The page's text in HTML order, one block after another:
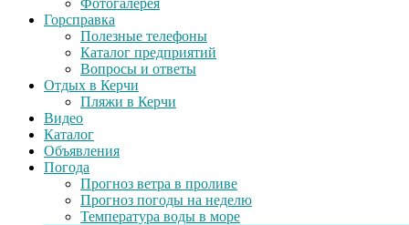
Фотогалерея
Горсправка
Полезные телефоны
Каталог предприятий
Вопросы и ответы
Отдых в Керчи
Пляжи в Керчи
Видео
Каталог
Объявления
Погода
Прогноз ветра в проливе
Прогноз погоды на неделю
Температура воды в море